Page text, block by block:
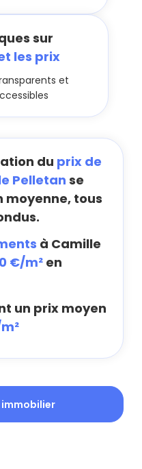
sur
les prix
et
du prix de
Pelletan se
moyenne, tous
à Camille
€/m²en
un prix moyen
immobilier